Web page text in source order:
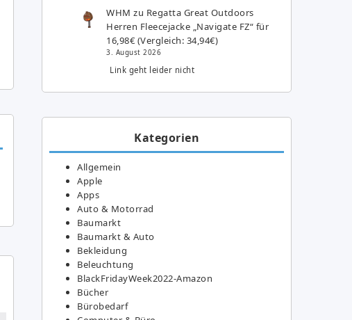
WHM zu Regatta Great Outdoors
Herren Fleecejacke „Navigate FZ“ für
16,98€ (Vergleich: 34,94€)
3. August 2026
Link geht leider nicht
Kategorien
Allgemein
Apple
Apps
Auto & Motorrad
Baumarkt
Baumarkt & Auto
Bekleidung
Beleuchtung
BlackFridayWeek2022-Amazon
Bücher
Bürobedarf